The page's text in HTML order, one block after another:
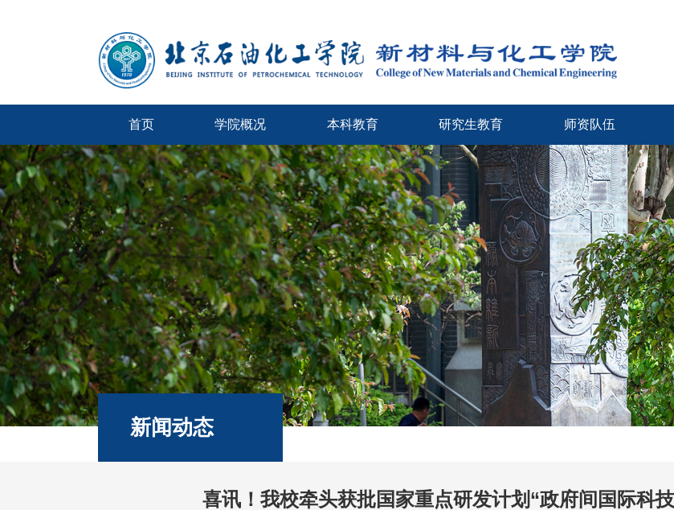
首页 学院概况 本科教育 研究生教育 师资队伍
新闻动态
喜讯！我校牵头获批国家重点研发计划“政府间国际科